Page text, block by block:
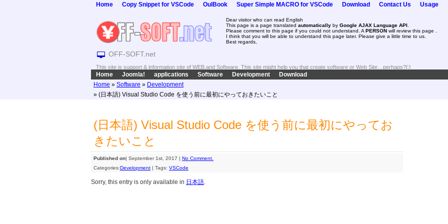
Home Copy Snippet for VSCode OulBook Super Simple MACRO for VSCode Download Contact Us Usage
OFF-SOFT.net
Dear visitor who can read English
This page is a page translated automatically by Google AJAX Language API
Please comment to this page if you could not understand. A PERSON will review this page .
I think that you will be able to understand this page later. Please give a little time to us.
Best regards,
This site is support & information site of WEB,and Software. This site might help you that create software or Web Site…perhaps?[:]
Home Joomla! applications Software Development
Download
Home » Software » Development
» (日本語) Visual Studio Code を使う前に最初にやっておきたいこと
(日本語) Visual Studio Code を使う前に最初にやってお
きたいこと
Published on| September 1st, 2017 | No Comment.
Categories:Development | Tags: VSCode
Sorry, this entry is only available in 日本語.